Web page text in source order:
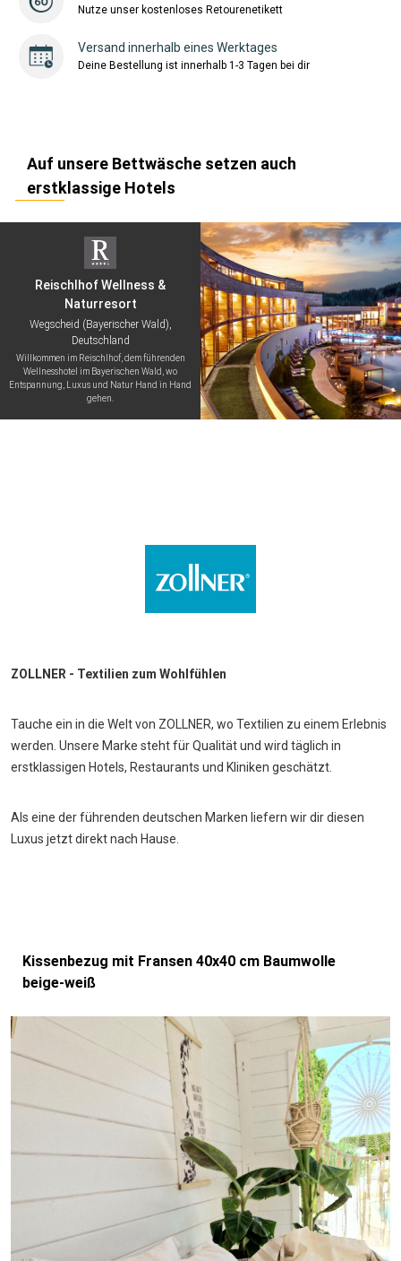
Nutze unser kostenloses Retourenetikett
Versand innerhalb eines Werktages
Deine Bestellung ist innerhalb 1-3 Tagen bei dir
Auf unsere Bettwäsche setzen auch
erstklassige Hotels
Reischlhof Wellness &
Naturresort
Wegscheid (Bayerischer Wald),
Deutschland
Willkommen im Reischlhof, dem führenden
Wellnesshotel im Bayerischen Wald, wo
Entspannung, Luxus und Natur Hand in Hand
gehen.
ZOLLNER - Textilien zum Wohlfühlen
Tauche ein in die Welt von ZOLLNER, wo Textilien zu einem Erlebnis
werden. Unsere Marke steht für Qualität und wird täglich in
erstklassigen Hotels, Restaurants und Kliniken geschätzt.
Als eine der führenden deutschen Marken liefern wir dir diesen
Luxus jetzt direkt nach Hause.
Kissenbezug mit Fransen 40x40 cm Baumwolle
beige-weiß